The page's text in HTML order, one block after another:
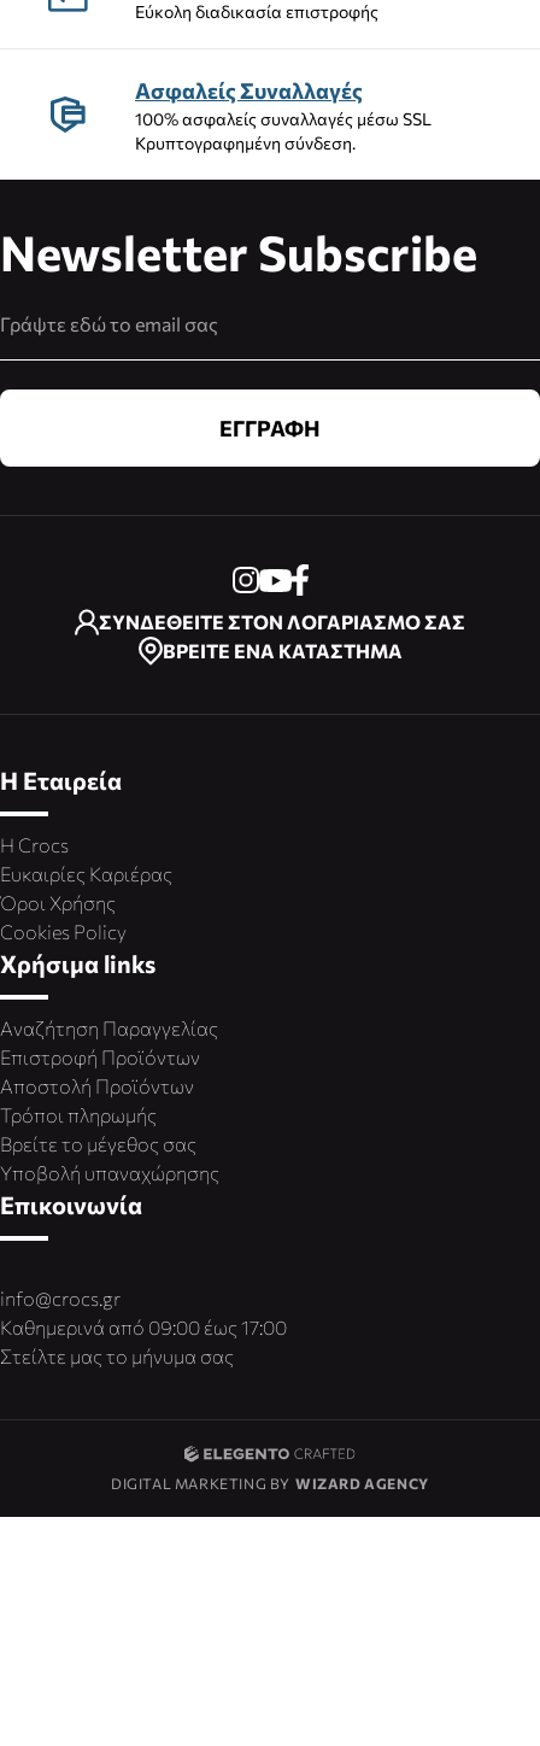
Εύκολη διαδικασία επιστροφής
Ασφαλείς Συναλλαγές
100% ασφαλείς συναλλαγές μέσω SSL
Κρυπτογραφημένη σύνδεση.
Newsletter Subscribe
ΕΓΓΡΑΦΗ
ΣΥΝΔΕΘΕΙΤΕ ΣΤΟΝ ΛΟΓΑΡΙΑΣΜΟ ΣΑΣ
ΒΡΕΙΤΕ ΕΝΑ ΚΑΤΑΣΤΗΜΑ
Η Εταιρεία
Η Crocs
Ευκαιρίες Καριέρας
Όροι Χρήσης
Cookies Policy
Χρήσιμα links
Αναζήτηση Παραγγελίας
Επιστροφή Προϊόντων
Αποστολή Προϊόντων
Τρόποι πληρωμής
Βρείτε το μέγεθος σας
Υποβολή υπαναχώρησης
Επικοινωνία
info@crocs.gr
Καθημερινά από 09:00 έως 17:00
Στείλτε μας το μήνυμα σας
DIGITAL MARKETING BY WIZARD AGENCY